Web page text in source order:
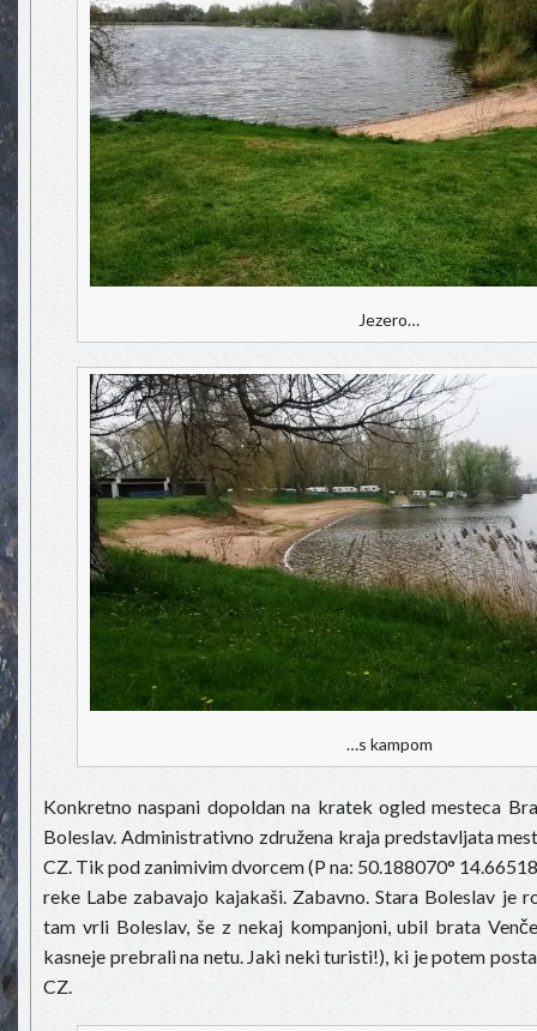
Jezero…
…s kampom
Konkretno naspani dopoldan na kratek ogled mesteca
Boleslav. Administrativno združena kraja predstavljata
CZ. Tik pod zanimivim dvorcem (P na: 50.188070°
reke Labe zabavajo kajakaši. Zabavno. Stara Boleslav je
tam vrli Boleslav, še z nekaj kompanjoni, ubil brata
kasneje prebrali na netu. Jaki neki turisti!), ki je potem
CZ.